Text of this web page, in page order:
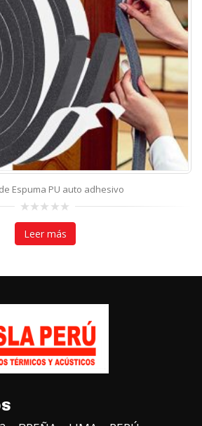
Espuma PU auto adhesivo
0
out
5
Leer más